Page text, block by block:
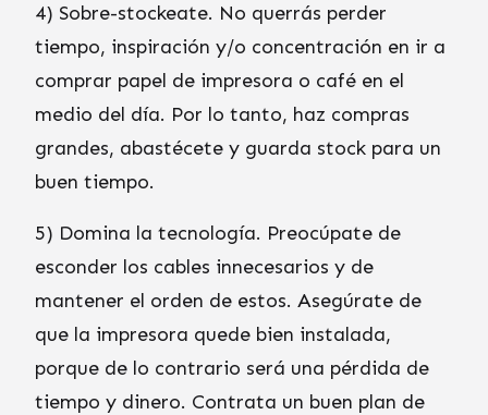
4) Sobre-stockeate. No querrás perder
tiempo, inspiración y/o concentración en ir a
comprar papel de impresora o café en el
medio del día. Por lo tanto, haz compras
grandes, abastécete y guarda stock para un
buen tiempo.
5) Domina la tecnología. Preocúpate de
esconder los cables innecesarios y de
mantener el orden de estos. Asegúrate de
que la impresora quede bien instalada,
porque de lo contrario será una pérdida de
tiempo y dinero. Contrata un buen plan de